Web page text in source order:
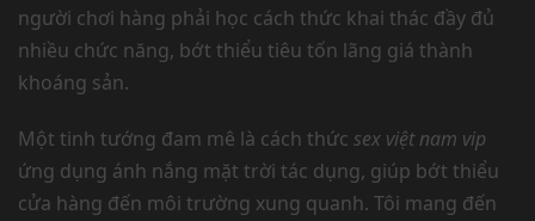
người chơi hàng phải học cách thức khai thác đầy đủ
nhiều chức năng, bớt thiểu tiêu tốn lãng giá thành
khoáng sản.
Một tinh tướng đam mê là cách thức sex việt nam vip
ứng dụng ánh nắng mặt trời tác dụng, giúp bớt thiểu
cửa hàng đến môi trường xung quanh. Tôi mang đến